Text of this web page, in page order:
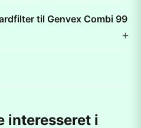
til Genvex Combi 99
interesseret i